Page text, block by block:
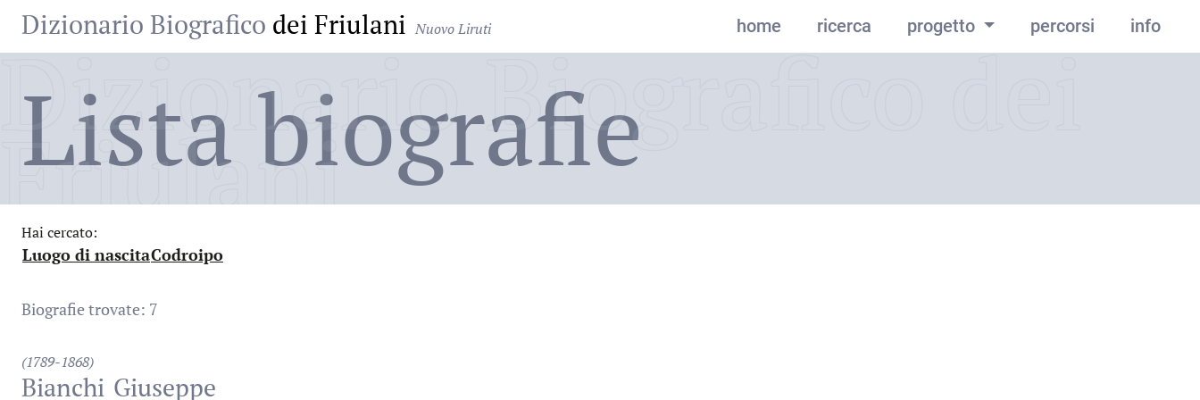
Dizionario Biografico dei Friulani Nuovo Liruti home ricerca progetto percorsi info
Dizionario Biografico dei
Friulani
Lista biografie
Hai cercato:
Luogo di nascita
:Codroipo
Biografie trovate: 7
(1789-1868)
Bianchi Giuseppe